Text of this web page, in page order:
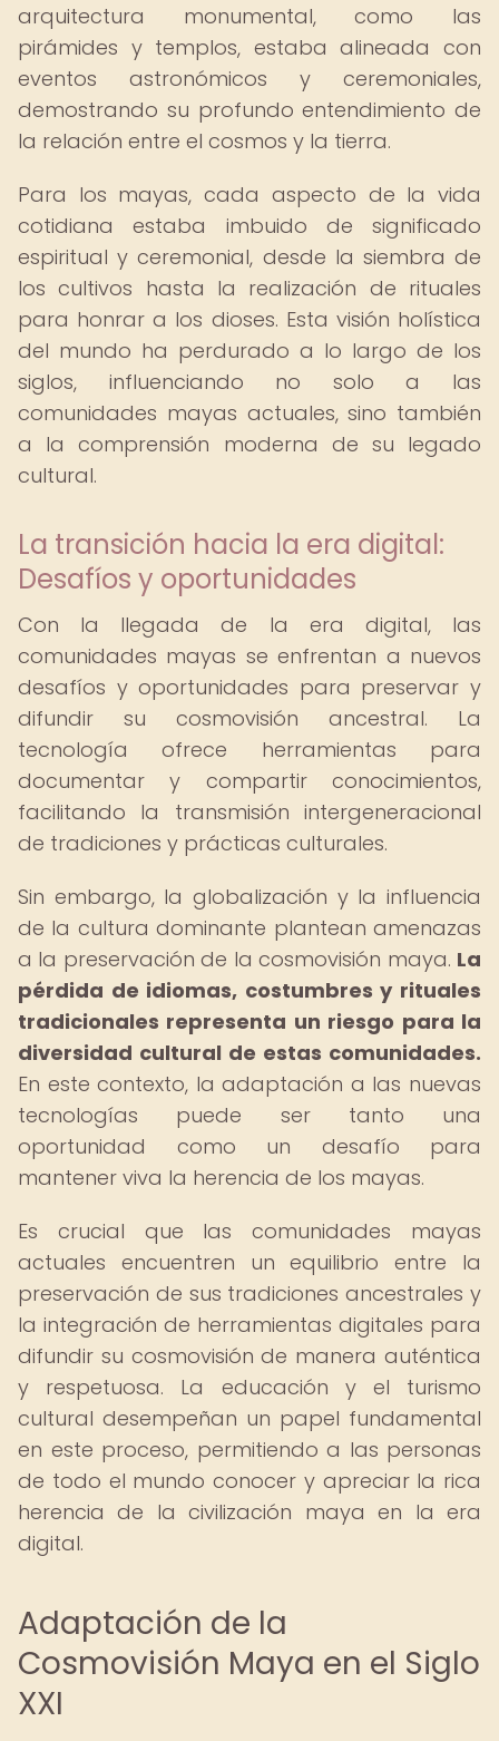
arquitectura monumental, como las
pirámides y templos, estaba alineada con
eventos astronómicos y ceremoniales,
demostrando su profundo entendimiento de
la relación entre el cosmos y la tierra.
Para los mayas, cada aspecto de la vida
cotidiana estaba imbuido de significado
espiritual y ceremonial, desde la siembra de
los cultivos hasta la realización de rituales
para honrar a los dioses. Esta visión holística
del mundo ha perdurado a lo largo de los
siglos, influenciando no solo a las
comunidades mayas actuales, sino también
a la comprensión moderna de su legado
cultural.
La transición hacia la era digital:
Desafíos y oportunidades
Con la llegada de la era digital, las
comunidades mayas se enfrentan a nuevos
desafíos y oportunidades para preservar y
difundir su cosmovisión ancestral. La
tecnología ofrece herramientas para
documentar y compartir conocimientos,
facilitando la transmisión intergeneracional
de tradiciones y prácticas culturales.
Sin embargo, la globalización y la influencia
de la cultura dominante plantean amenazas
a la preservación de la cosmovisión maya. La
pérdida de idiomas, costumbres y rituales
tradicionales representa un riesgo para la
diversidad cultural de estas comunidades.
En este contexto, la adaptación a las nuevas
tecnologías puede ser tanto una
oportunidad como un desafío para
mantener viva la herencia de los mayas.
Es crucial que las comunidades mayas
actuales encuentren un equilibrio entre la
preservación de sus tradiciones ancestrales y
la integración de herramientas digitales para
difundir su cosmovisión de manera auténtica
y respetuosa. La educación y el turismo
cultural desempeñan un papel fundamental
en este proceso, permitiendo a las personas
de todo el mundo conocer y apreciar la rica
herencia de la civilización maya en la era
digital.
Adaptación de la
Cosmovisión Maya en el Siglo
XXI